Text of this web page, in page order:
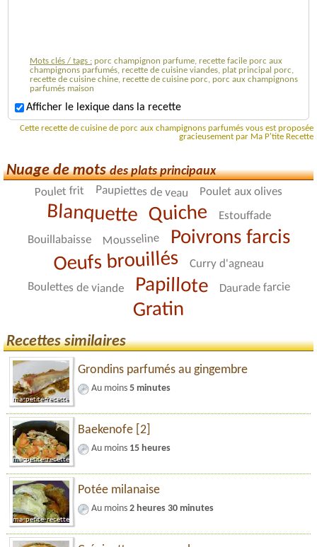
Mots clés / tags : porc champignon parfume, recette facile porc aux
champignons parfumés, recette de cuisine viandes, plat principal porc,
recette de cuisine chine, recette de cuisine porc, porc aux champignons
parfumés maison
Afficher le lexique dans la recette
Cette recette de cuisine de porc aux champignons parfumés vous est proposée
gracieusement par Ma P'tite Recette
Nuage de motsdes plats principaux
Poulet frit Paupiettes de veau Poulet aux olives
Blanquette Quiche Estouffade
Bouillabaisse Mousseline Poivrons farcis
Oeufs brouillés Curry d'agneau
Boulettes de viande Papillote Daurade farcie
Gratin
Recettes similaires
Grondins parfumés au gingembre
Au moins 5 minutes
Baekenofe [2]
Au moins 15 heures
Potée milanaise
Au moins 2 heures 30 minutes